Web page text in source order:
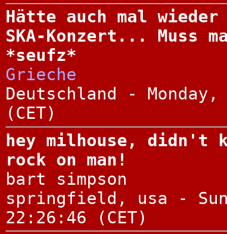
Hätte auch mal
SKA-Konzert... Muss
*seufz*
Grieche
Deutschland -
(CET)
hey milhouse, didn't
rock on man!
bart simpson
springfield, usa -
22:26:46 (CET)